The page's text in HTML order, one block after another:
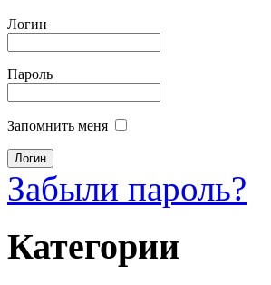
Логин
Пароль
Запомнить меня
Забыли пароль?
Категории